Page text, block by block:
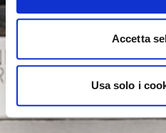
Accetta
Usa solo i